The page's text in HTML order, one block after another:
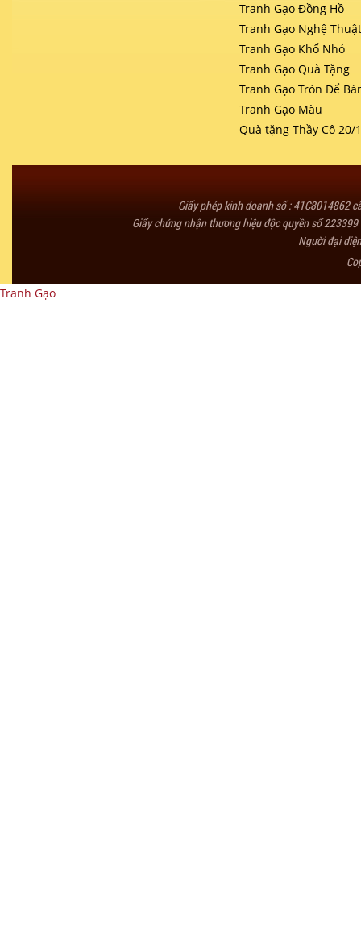
Tranh Gạo Đồng Hồ
Tranh Gạo Nghệ
Tranh Gạo Khổ Nhỏ
Tranh Gạo Quà Tặng
Tranh Gạo Tròn Để
Tranh Gạo Màu
Quà tặng Thầy Cô 20/
Giấy phép kinh doanh số : 41C8014862
Giấy chứng nhận thương hiệu độc quyền số
Người đại
Tranh Gạo